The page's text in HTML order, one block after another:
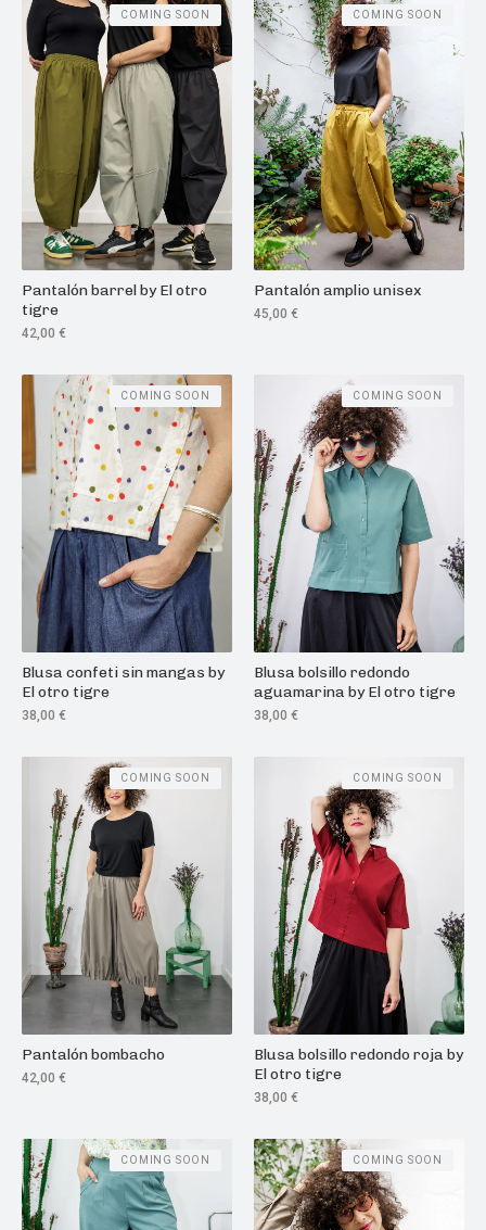
Pantalón barrel by El otro
tigre
42,00 €
COMING SOON
Pantalón amplio unisex
45,00 €
COMING SOON
Blusa confeti sin mangas by
El otro tigre
38,00 €
COMING SOON
Blusa bolsillo redondo
aguamarina by El otro tigre
38,00 €
COMING SOON
Pantalón bombacho
42,00 €
COMING SOON
Blusa bolsillo redondo roja by
El otro tigre
38,00 €
COMING SOON
COMING SOON COMING SOON